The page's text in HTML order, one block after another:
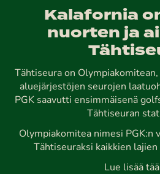
Kalafornia
nuorten ja
Tähtiseura on
aluejärjestöjen seurojen
PGK saavutti ensimmäisenä
Tähtiseuran
Olympiakomitea nimesi PGK:n
Tähtiseuraksi kaikkien
Lue lisää